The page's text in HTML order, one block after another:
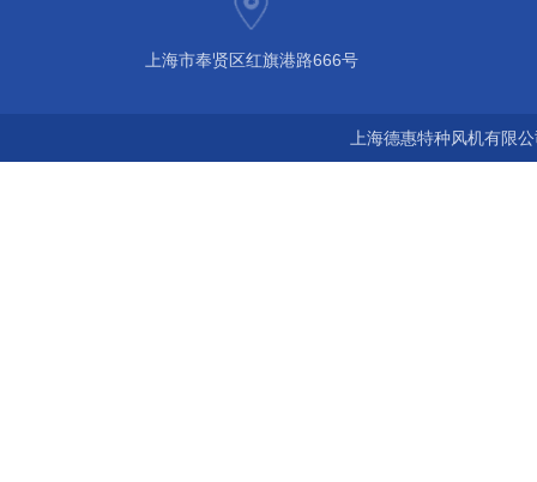
上海市奉贤区红旗港路666号
上海德惠特种风机有限